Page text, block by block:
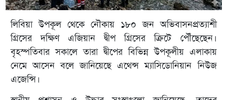
লিবিয়া উপকূল থেকে নৌকায় ১৮০ জন অভিবাসনপ্রত্যাশী
গ্রিসের দক্ষিণ এজিয়ান দ্বীপ গ্রিসের ক্রিটে পৌঁছেছেন।
বৃহস্পতিবার সকালে তারা দ্বীপের বিভিন্ন উপকূলীয় এলাকায়
নেমে আসেন বলে জানিয়েছে এথেন্স ম্যাসিডোনিয়ান নিউজ
এজেন্সি।